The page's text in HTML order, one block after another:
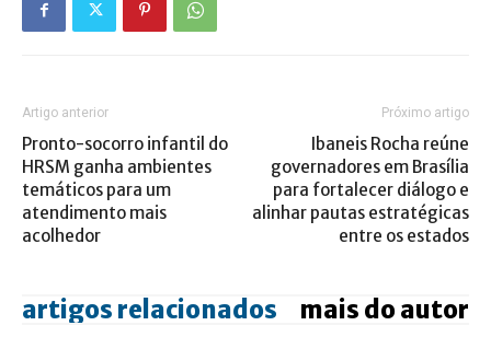
Artigo anterior
Pronto-socorro infantil do
HRSM ganha ambientes
temáticos para um
atendimento mais
acolhedor
Próximo artigo
Ibaneis Rocha reúne
governadores em Brasília
para fortalecer diálogo e
alinhar pautas estratégicas
entre os estados
artigos relacionados mais do autor